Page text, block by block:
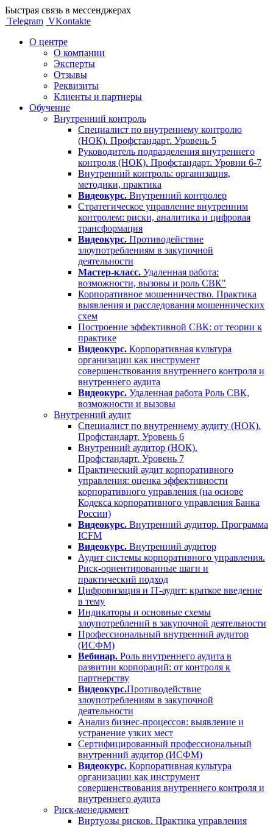
Быстрая связь в мессенджерах
Telegram VKontakte
О центре
О компании
Эксперты
Отзывы
Реквизиты
Клиенты и партнеры
Обучение
Внутренний контроль
Специалист по внутреннему контролю
(НОК). Профстандарт. Уровень 5
Руководитель подразделения внутреннего
контроля (НОК). Профстандарт. Уровни 6-7
Внутренний контроль: организация,
методики, практика
Видеокурс. Внутренний контролер
Стратегическое управление внутренним
контролем: риски, аналитика и цифровая
трансформация
Видеокурс. Противодействие
злоупотреблениям в закупочной
деятельности
Мастер-класс. Удаленная работа:
возможности, вызовы и роль СВК"
Корпоративное мошенничество. Практика
выявления и расследования мошеннических
схем
Построение эффективной СВК: от теории к
практике
Видеокурс. Корпоративная культура
организации как инструмент
совершенствования внутреннего контроля и
внутреннего аудита
Видеокурс. Удаленная работа Роль СВК,
возможности и вызовы
Внутренний аудит
Специалист по внутреннему аудиту (НОК).
Профстандарт. Уровень 6
Внутренний аудитор (НОК).
Профстандарт. Уровень 7
Практический аудит корпоративного
управления: оценка эффективности
корпоративного управления (на основе
Кодекса корпоративного управления Банка
России)
Видеокурс. Внутренний аудитор. Программа
ICFM
Видеокурс. Внутренний аудитор
Аудит системы корпоративного управления.
Риск-ориентированные шаги и
практический подход
Цифровизация и IT-аудит: краткое введение
в тему
Индикаторы и основные схемы
злоупотреблений в закупочной деятельности
Профессиональный внутренний аудитор
(ИСФМ)
Вебинар. Роль внутреннего аудита в
развитии корпораций: от контроля к
партнерству
Видеокурс.Противодействие
злоупотреблениям в закупочной
деятельности
Анализ бизнес-процессов: выявление и
устранение узких мест
Сертифицированный профессиональный
внутренний аудитор (ИСФМ)
Видеокурс. Корпоративная культура
организации как инструмент
совершенствования внутреннего контроля и
внутреннего аудита
Риск-менеджмент
Виртуозы рисков. Практика управления